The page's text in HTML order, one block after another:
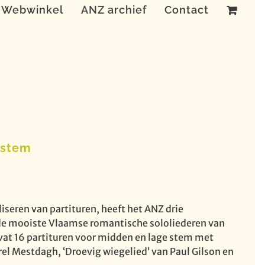
Webwinkel ANZ archief Contact
van partituren, heeft het ANZ drie
mooiste Vlaamse romantische sololiederen van
16 partituren voor midden en lage stem met
Mestdagh, ‘Droevig wiegelied’ van Paul Gilson en